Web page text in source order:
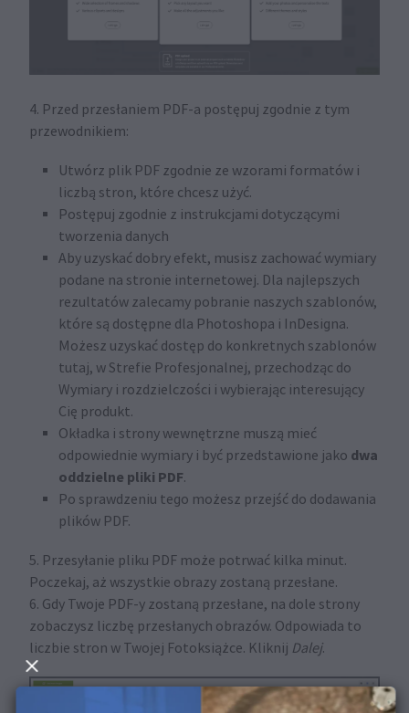
4. Przed przesłaniem PDF-a postępuj zgodnie z tym
przewodnikiem:
Utwórz plik PDF zgodnie ze wzorami formatów i
liczbą stron, które chcesz użyć.
Postępuj zgodnie z instrukcjami dotyczącymi
tworzenia danych
Aby uzyskać dobry efekt, musisz zachować wymiary
podane na stronie internetowej. Dla najlepszych
rezultatów zalecamy pobranie naszych szablonów,
które są dostępne dla Photoshopa i InDesigna.
Możesz uzyskać dostęp do konkretnych szablonów
tutaj, w Strefie Profesjonalnej, przechodząc do
Wymiary i rozdzielczości i wybierając interesujący
Cię produkt.
Okładka i strony wewnętrzne muszą mieć
odpowiednie wymiary i być przedstawione jako dwa
oddzielne pliki PDF.
Po sprawdzeniu tego możesz przejść do dodawania
plików PDF.
5. Przesyłanie pliku PDF może potrwać kilka minut.
Poczekaj, aż wszystkie obrazy zostaną przesłane.
6. Gdy Twoje PDF-y zostaną przesłane, na dole strony
zobaczysz liczbę przesłanych obrazów. Odpowiada to
liczbie stron w Twojej Fotoksiążce. Kliknij Dalej.